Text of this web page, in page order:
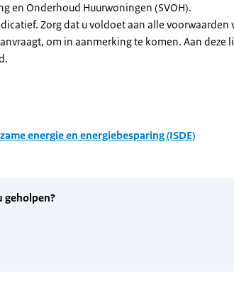
en Onderhoud Huurwoningen (SVOH).
Zorg dat u voldoet aan alle voorwaarden
om in aanmerking te komen. Aan deze
energie en energiebesparing (ISDE)